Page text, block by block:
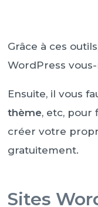
Grâce à ces
WordPress
Ensuite, il vous
thème, etc, pour
créer votre
gratuitement.
Sites